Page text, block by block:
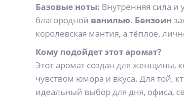
Базовые ноты: Внутренняя сила и
благородной ванилью. Бензоин
королевская мантия, а тёплое,
Кому подойдет этот аромат?
Этот аромат создан для женщины,
чувством юмора и вкуса. Для той,
идеальный выбор для дня, офиса,